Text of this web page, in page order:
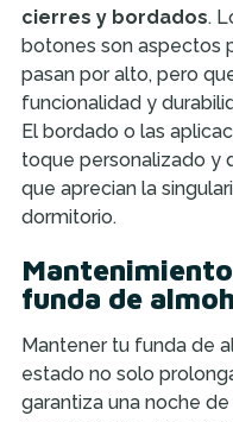
cierres y bordados.
botones son aspectos
pasan por alto, pero
funcionalidad y
El bordado o las
toque personalizado y
que aprecian la
dormitorio.
funda de
Mantener tu funda de
estado no solo
garantiza una noche